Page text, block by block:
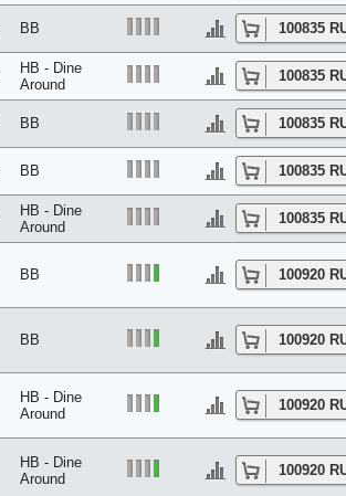
BB 100835
HB - Dine
Around
100835
BB 100835
BB 100835
HB - Dine
Around
100835
BB 100920
BB 100920
HB - Dine
Around
100920
HB - Dine
Around
100920